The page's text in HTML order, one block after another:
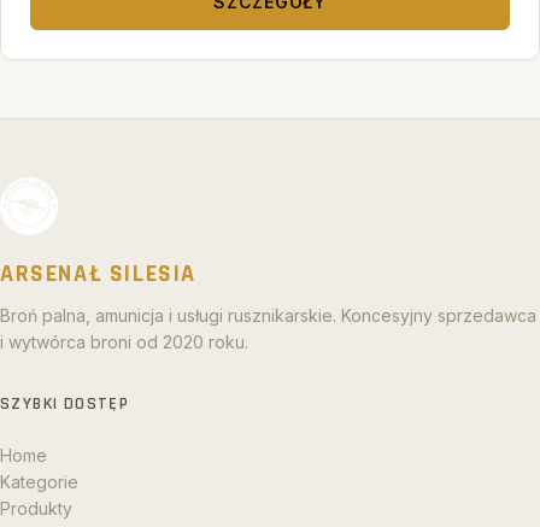
ARSENAŁ SILESIA
Broń palna, amunicja i usługi rusznikarskie. Koncesyjny sprzedawca
i wytwórca broni od 2020 roku.
SZYBKI DOSTĘP
Home
Kategorie
Produkty